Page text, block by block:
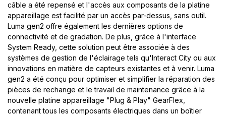
câble a été repensé et l'accès aux composants de la platine
appareillage est facilité par un accès par-dessus, sans outil.
Luma gen2 offre également les dernières options de
connectivité et de gradation. De plus, grâce à l'interface
System Ready, cette solution peut être associée à des
systèmes de gestion de l'éclairage tels qu'Interact City ou aux
innovations en matière de capteurs existantes et à venir. Luma
gen2 a été conçu pour optimiser et simplifier la réparation des
pièces de rechange et le travail de maintenance grâce à la
nouvelle platine appareillage "Plug & Play" GearFlex,
contenant tous les composants électriques dans un boîtier